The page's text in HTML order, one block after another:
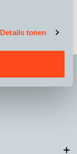
Details tonen